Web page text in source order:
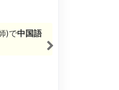
)で中国語